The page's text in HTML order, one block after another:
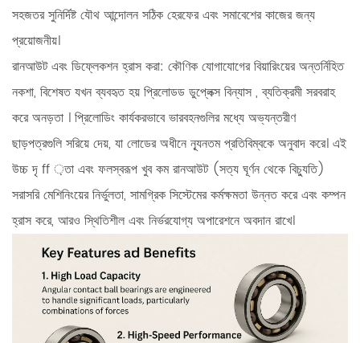
সহজতর সুনির্দিষ্ট যৌথ আন্দোলন সঠিক হেরফের এবং সমাবেশের কাজের জন্য
প্রয়োজনীয়।
রানআউট এবং ডিফ্লেকশন হ্রাস করা: কৌণিক যোগাযোগের বিয়ারিংয়ের অন্তর্নিহিত
নকশা, বিশেষত যখন ব্যবহৃত হয়প্রিলোডড ডুপ্লেক্স বিন্যাস, ব্যতিক্রমী সরবরাহ
করেঅনড়তা । প্রিলোডিং কার্যকরভাবে ভারবহনগুলির মধ্যে অভ্যন্তরীণ
ছাড়পত্রগুলি সরিয়ে দেয়, যা লোডের অধীনে ন্যূনতম প্রতিবিম্বকে অনুবাদ করে। এই
উচ্চ দৃ ff ়তা এবং ফলস্বরূপ খুব কম রানআউট (সত্য ঘূর্ণন থেকে বিচ্যুতি)
সরাসরি মেশিনিংয়ের নির্ভুলতা, সামগ্রিক সিস্টেমের কর্মক্ষমতা উন্নত করে এবং কম্পন
হ্রাস করে, আরও স্থিতিশীল এবং নির্ভরযোগ্য অপারেশনে অবদান রাখে।